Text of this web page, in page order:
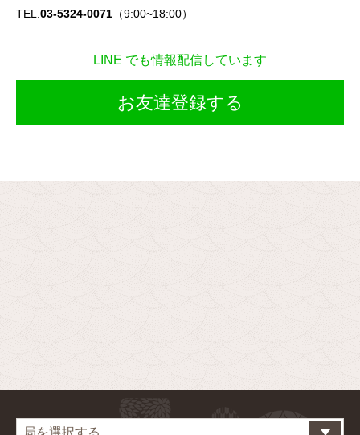
TEL. 03-5324-0071 （9:00~18:00）
LINE でも情報配信しています
お友達登録する